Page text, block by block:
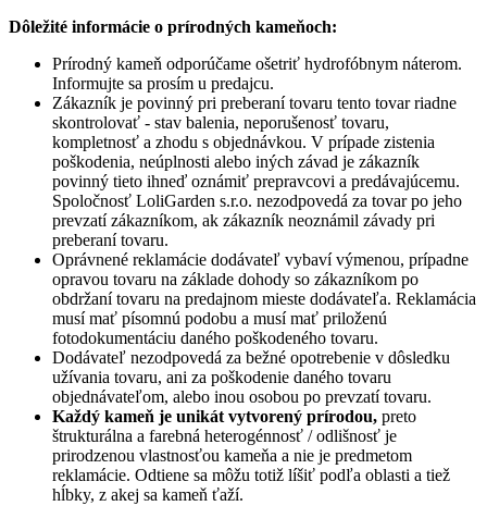
Dôležité informácie o prírodných kameňoch:
Prírodný kameň odporúčame ošetriť hydrofóbnym náterom.
Informujte sa prosím u predajcu.
Zákazník je povinný pri preberaní tovaru tento tovar riadne
skontrolovať - stav balenia, neporušenosť tovaru,
kompletnosť a zhodu s objednávkou. V prípade zistenia
poškodenia, neúplnosti alebo iných závad je zákazník
povinný tieto ihneď oznámiť prepravcovi a predávajúcemu.
Spoločnosť LoliGarden s.r.o. nezodpovedá za tovar po jeho
prevzatí zákazníkom, ak zákazník neoznámil závady pri
preberaní tovaru.
Oprávnené reklamácie dodávateľ vybaví výmenou, prípadne
opravou tovaru na základe dohody so zákazníkom po
obdržaní tovaru na predajnom mieste dodávateľa. Reklamácia
musí mať písomnú podobu a musí mať priloženú
fotodokumentáciu daného poškodeného tovaru.
Dodávateľ nezodpovedá za bežné opotrebenie v dôsledku
užívania tovaru, ani za poškodenie daného tovaru
objednávateľom, alebo inou osobou po prevzatí tovaru.
Každý kameň je unikát vytvorený prírodou, preto
štrukturálna a farebná heterogénnosť / odlišnosť je
prirodzenou vlastnosťou kameňa a nie je predmetom
reklamácie. Odtiene sa môžu totiž líšiť podľa oblasti a tiež
hĺbky, z akej sa kameň ťaží.